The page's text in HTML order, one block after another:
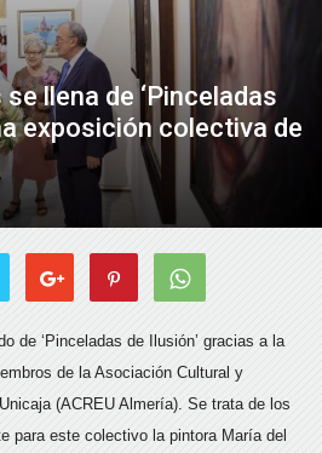
llena de ‘Pinceladas
exposición colectiva de
de ‘Pinceladas de Ilusión’ gracias a la
de la Asociación Cultural y
(ACREU Almería). Se trata de los
para este colectivo la pintora María del